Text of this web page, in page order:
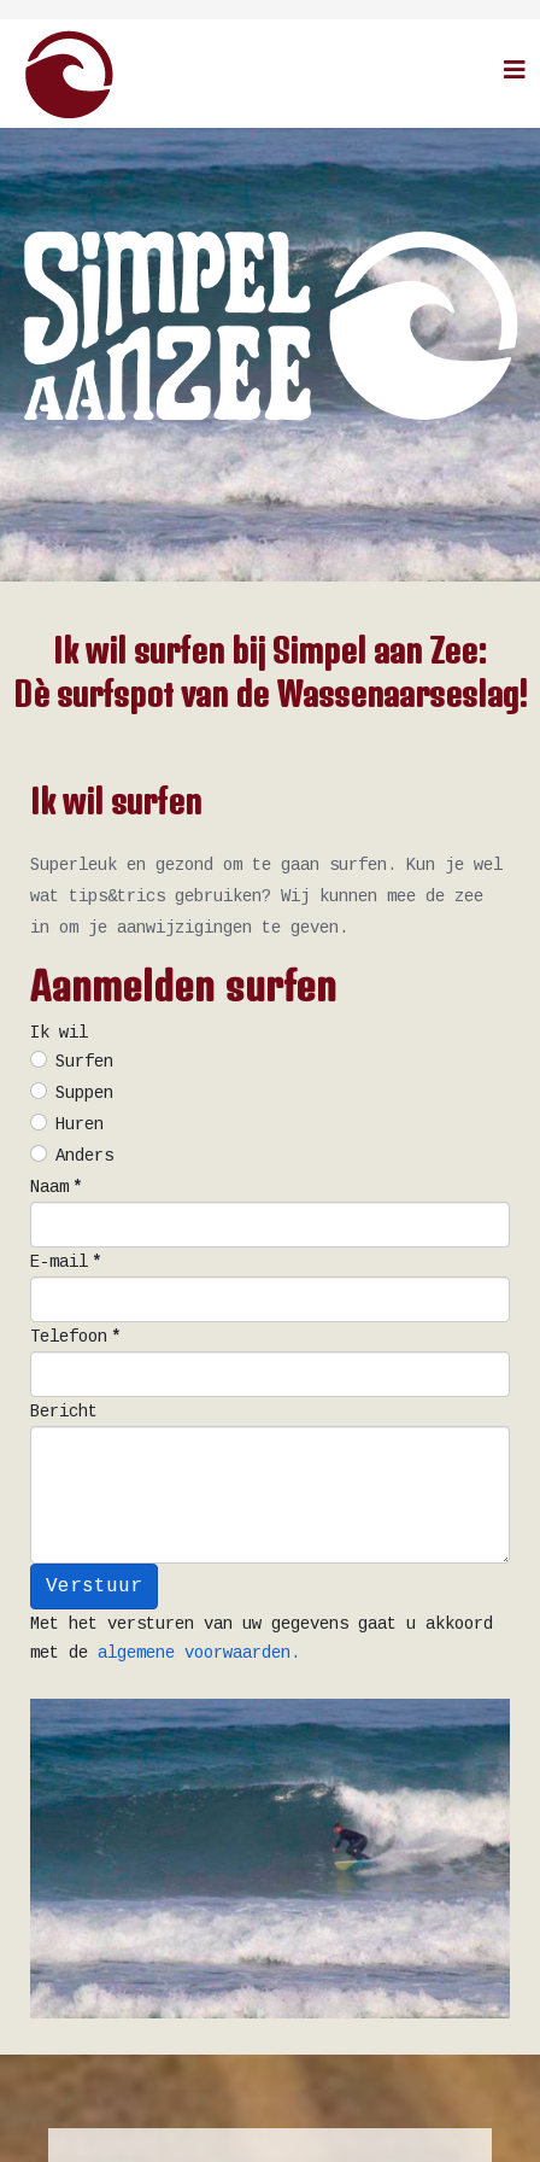
Ik wil surfen bij Simpel aan Zee:
Dè surfspot van de Wassenaarseslag!
Ik wil surfen
Superleuk en gezond om te gaan surfen. Kun je wel
wat tips&trics gebruiken? Wij kunnen mee de zee
in om je aanwijzigingen te geven.
Aanmelden surfen
Ik wil
Surfen
Suppen
Huren
Anders
Naam *
E-mail *
Telefoon *
Bericht
Verstuur
Met het versturen van uw gegevens gaat u akkoord
met de algemene voorwaarden.